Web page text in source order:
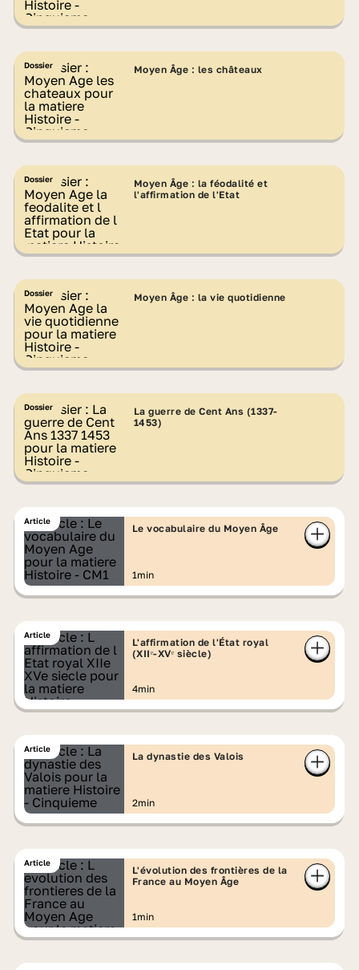
Dossier Moyen Âge : les châteaux
Dossier
Moyen Âge : la féodalité et
l'affirmation de l'Etat
Dossier Moyen Âge : la vie quotidienne
Dossier
La guerre de Cent Ans (1337-
1453)
Article
Le vocabulaire du Moyen Âge
1min
Article
L'affirmation de l'État royal
(XIIᵉ-XVᵉ siècle)
4min
Article
La dynastie des Valois
2min
Article
L'évolution des frontières de la
France au Moyen Âge
1min